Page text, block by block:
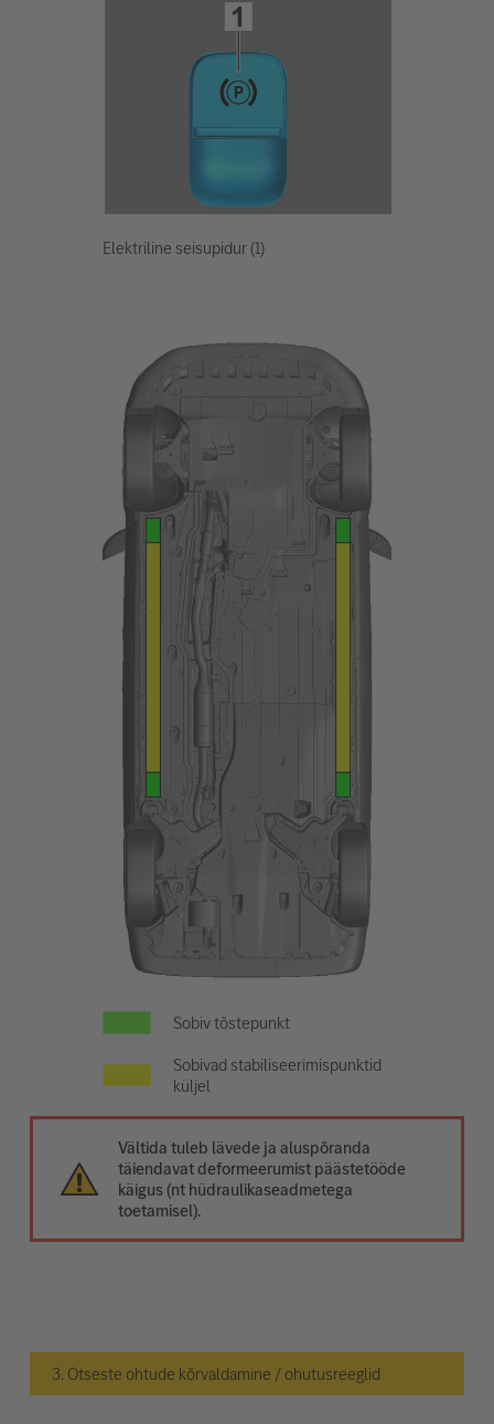
Elektriline seisupidur (1)
Sobiv tõstepunkt
Sobivad stabiliseerimispunktid
küljel
Vältida tuleb lävede ja aluspõranda
täiendavat deformeerumist päästetööde
käigus (nt hüdraulikaseadmetega
toetamisel).
3. Otseste ohtude kõrvaldamine / ohutusreeglid